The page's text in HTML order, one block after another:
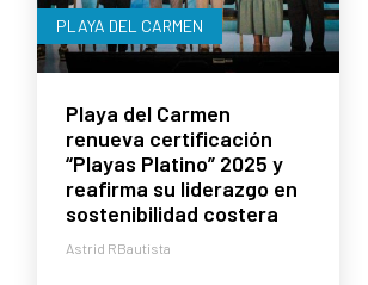
PLAYA DEL CARMEN
Playa del Carmen
renueva certificación
“Playas Platino” 2025 y
reafirma su liderazgo en
sostenibilidad costera
Astrid RBautista